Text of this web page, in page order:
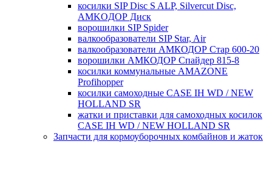
косилки SIP Disc S ALP, Silvercut Disc,
AMKOДОР Диск
ворошилки SIP Spider
валкообразователи SIP Star, Air
валкообразователи АМКОДОР Стар 600-20
ворошилки АМКОДОР Спайдер 815-8
косилки коммунальные AMAZONE
Profihopper
косилки самоходные CASE IH WD / NEW
HOLLAND SR
жатки и приставки для самоходных косилок
CASE IH WD / NEW HOLLAND SR
Запчасти для кормоуборочных комбайнов и жаток